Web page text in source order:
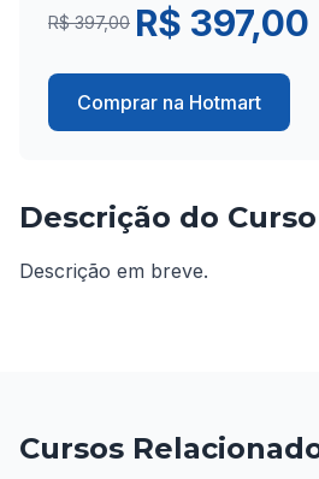
R$ 397,00 R$ 397,00
Comprar na Hotmart
Descrição do Curso
Descrição em breve.
Cursos